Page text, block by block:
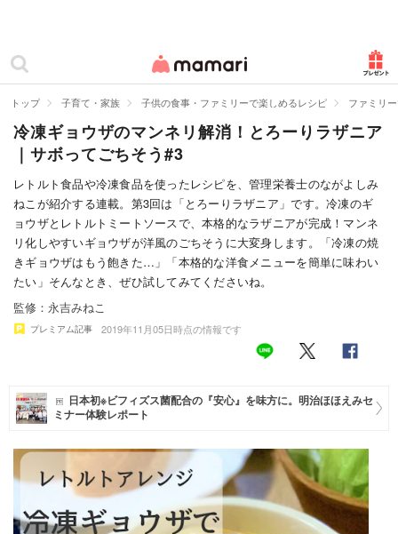
ママリ
カテゴリー一覧
妊娠
出産
赤ちゃん・育児
子育て・家族
病院
美容・ファッション
住まい
マネー
トップ 子育て・家族 子供の食事・ファミリーで楽しめるレシピ ファミリ
冷凍ギョウザのマンネリ解消！とろーりラザニア
｜サボってごちそう#3
レトルト食品や冷凍食品を使ったレシピを、管理栄養士のながよしみ
ねこが紹介する連載。第3回は「とろーりラザニア」です。冷凍のギ
ョウザとレトルトミートソースで、本格的なラザニアが完成！マンネ
リ化しやすいギョウザが洋風のごちそうに大変身します。「冷凍の焼
きギョウザはもう飽きた…」「本格的な洋食メニューを簡単に味わい
たい」そんなとき、ぜひ試してみてくださいね。
監修：永吉みねこ
プレミアム記事 2019年11月05日時点の情報です
日本初※ビフィズス菌配合の『安心』を味方に。明治ほほえみセ
ミナー体験レポート